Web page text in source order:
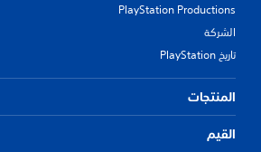
PlayStation Productions
الشركة
تاريخ PlayStation
المنتجات
القيم